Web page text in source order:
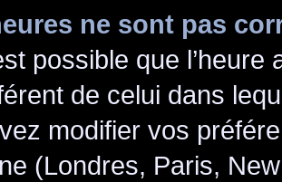
ne sont pas
possible que
de celui dans
modifier vos
(Londres, Paris,